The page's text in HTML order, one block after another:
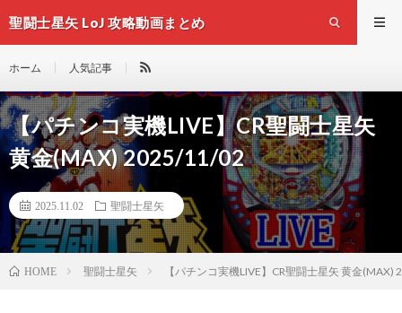
聖闘士星矢 LoJ 攻略動画まとめ
ホーム 人気記事
【パチンコ実機LIVE】CR聖闘士星矢
黄金(MAX) 2025/11/02
2025.11.02 聖闘士星矢
HOME 聖闘士星矢 【パチンコ実機LIVE】CR聖闘士星矢 黄金(MAX)